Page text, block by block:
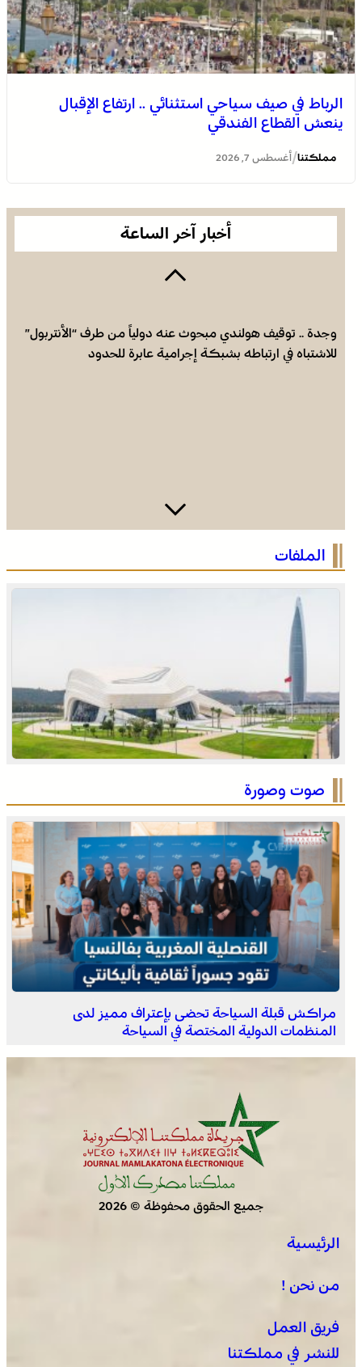
الرباط في صيف سياحي استثنائي .. ارتفاع الإقبال
ينعش القطاع الفندقي
مملكتنا/أغسطس 7, 2026
أخبار آخر الساعة
العثور على جثة مقطعة الأطراف داخل عشة بمنطقة منابع
وجدة .. توقيف هولندي مبحوث عنه دولياً من طرف “الأنتربول”
للاشتباه في ارتباطه بشبكة إجرامية عابرة للحدود
الرباط في صيف سياحي استثنائي .. ارتفاع الإقبال ينعش القطاع
الفندقي
التفاصيل الكاملة لاقتحام ولي العهد مياه سبتة المحتلة على
العثور على جثة مقطعة الأطراف داخل عشة بمنطقة منابع
بوزملان والتحقيقات متواصلة لكشف ملابسات الجريمة
الملفات
صوت وصورة
مراكش قبلة السياحة تحضى بإعتراف مميز لدى
المنظمات الدولية المختصة في السياحة
جميع الحقوق محفوظة © 2026
الرئيسية
من نحن !
فريق العمل
للنشر في مملكتنا